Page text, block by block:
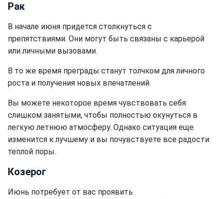
Рак
В начале июня придется столкнуться с
препятствиями. Они могут быть связаны с карьерой
или личными вызовами.
В то же время преграды станут толчком для личного
роста и получения новых впечатлений.
Вы можете некоторое время чувствовать себя
слишком занятыми, чтобы полностью окунуться в
легкую летнюю атмосферу. Однако ситуация еще
изменится к лучшему и вы почувствуете все радости
теплой поры.
Козерог
Июнь потребует от вас проявить